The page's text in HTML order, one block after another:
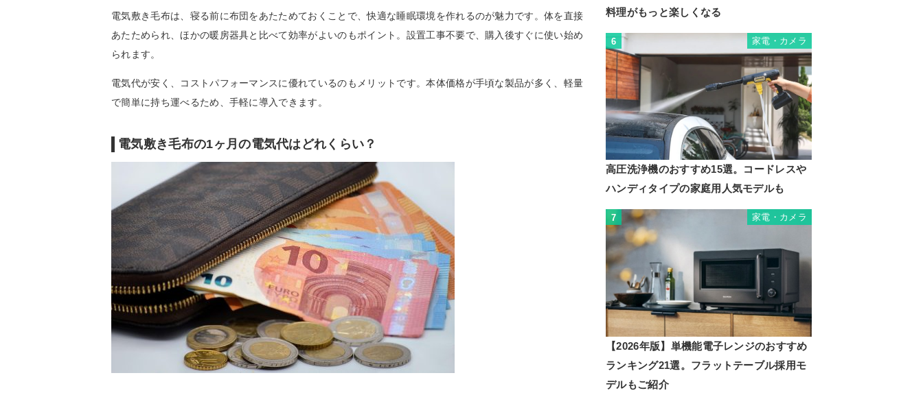
電気敷き毛布は、寝る前に布団をあたためておくことで、快適な睡眠環境を作れるのが魅力です。体を直接
あたためられ、ほかの暖房器具と比べて効率がよいのもポイント。設置工事不要で、購入後すぐに使い始め
られます。
電気代が安く、コストパフォーマンスに優れているのもメリットです。本体価格が手頃な製品が多く、軽量
で簡単に持ち運べるため、手軽に導入できます。
電気敷き毛布の1ヶ月の電気代はどれくらい？
料理がもっと楽しくなる
6 家電・カメラ
高圧洗浄機のおすすめ15選。コードレスや
ハンディタイプの家庭用人気モデルも
7 家電・カメラ
【2026年版】単機能電子レンジのおすすめ
ランキング21選。フラットテーブル採用モ
デルもご紹介